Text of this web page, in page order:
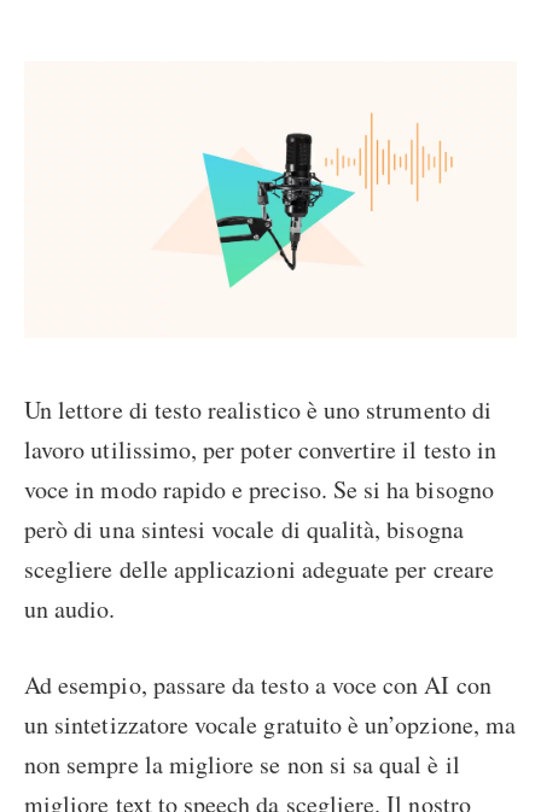
Un lettore di testo realistico è uno strumento di
lavoro utilissimo, per poter convertire il testo in
voce in modo rapido e preciso. Se si ha bisogno
però di una sintesi vocale di qualità, bisogna
scegliere delle applicazioni adeguate per creare
un audio.
Ad esempio, passare da testo a voce con AI con
un sintetizzatore vocale gratuito è un’opzione, ma
non sempre la migliore se non si sa qual è il
migliore text to speech da scegliere. Il nostro